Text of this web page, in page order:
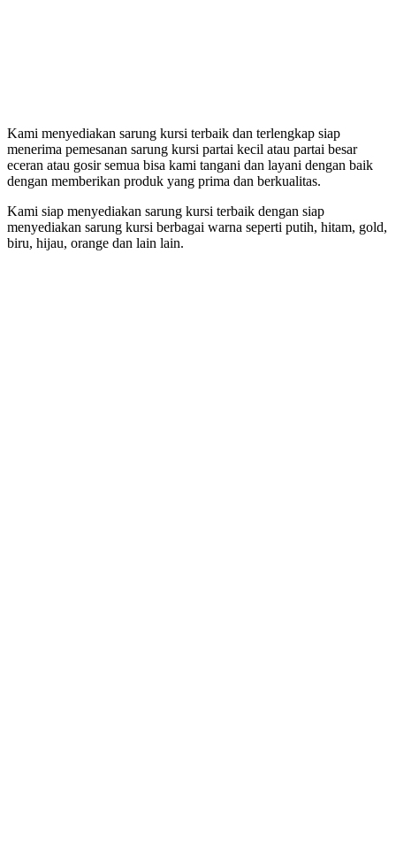
Kami menyediakan sarung kursi terbaik dan terlengkap siap
menerima pemesanan sarung kursi partai kecil atau partai besar
eceran atau gosir semua bisa kami tangani dan layani dengan baik
dengan memberikan produk yang prima dan berkualitas.
Kami siap menyediakan sarung kursi terbaik dengan siap
menyediakan sarung kursi berbagai warna seperti putih, hitam, gold,
biru, hijau, orange dan lain lain.